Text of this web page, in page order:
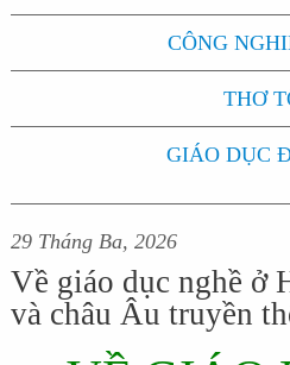
CÔNG
THƠ
GIÁO DỤC
29 Tháng Ba, 2026
Về giáo dục nghề ở
và châu Âu truyền